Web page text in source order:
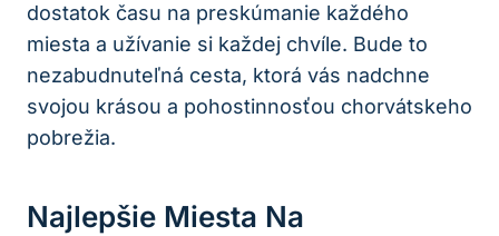
dostatok času na preskúmanie každého
miesta a užívanie si každej chvíle. Bude to
nezabudnuteľná cesta, ktorá vás nadchne
svojou krásou a pohostinnosťou chorvátskeho
pobrežia.
Najlepšie Miesta Na